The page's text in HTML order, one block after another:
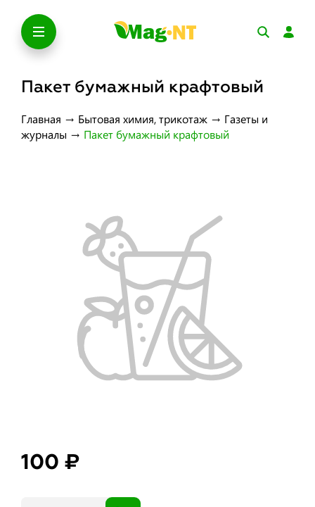
Пакет бумажный крафтовый
Главная → Бытовая химия, трикотаж → Газеты и
журналы → Пакет бумажный крафтовый
100 ₽